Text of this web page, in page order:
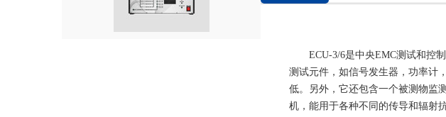
ECU-3/6是中央EMC测试和控制
测试元件，如信号发生器，功率计
低。另外，它还包含一个被测物监
机，能用于各种不同的传导和辐射